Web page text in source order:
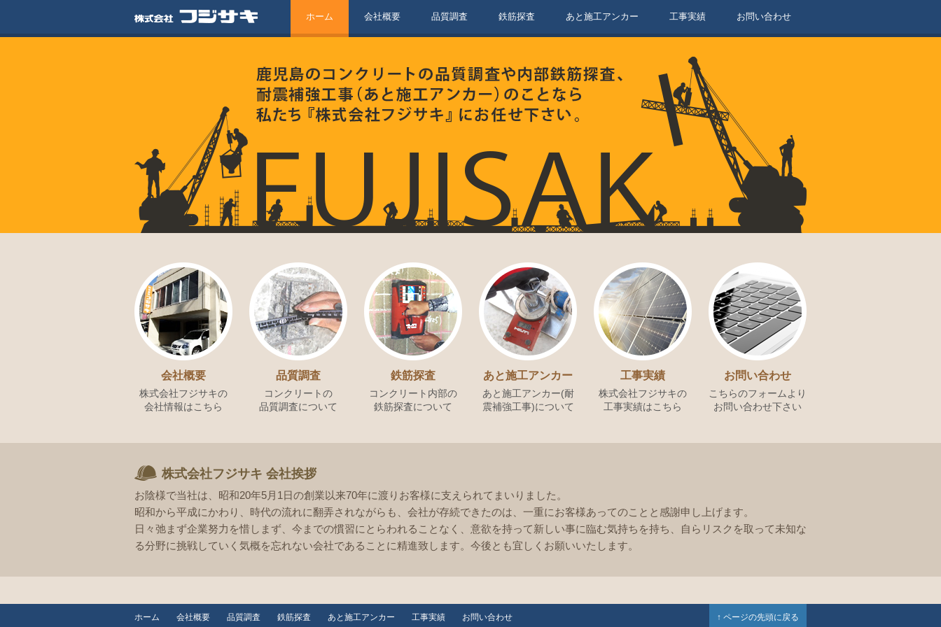
ホーム 会社概要 品質調査 鉄筋探査 あと施工アンカー 工事実績 お問い合わせ
会社概要
株式会社フジサキの
会社情報はこちら
品質調査
コンクリートの
品質調査について
鉄筋探査
コンクリート内部の
鉄筋探査について
あと施工アンカー
あと施工アンカー(耐
震補強工事)について
工事実績
株式会社フジサキの
工事実績はこちら
お問い合わせ
こちらのフォームより
お問い合わせ下さい
株式会社フジサキ 会社挨拶
お陰様で当社は、昭和20年5月1日の創業以来70年に渡りお客様に支えられてまいりました。
昭和から平成にかわり、時代の流れに翻弄されながらも、会社が存続できたのは、一重にお客様あってのことと感謝申し上げます。
日々弛まず企業努力を惜しまず、今までの慣習にとらわれることなく、意欲を持って新しい事に臨む気持ちを持ち、自らリスクを取って未知な
る分野に挑戦していく気概を忘れない会社であることに精進致します。今後とも宜しくお願いいたします。
ホーム 会社概要 品質調査 鉄筋探査 あと施工アンカー 工事実績 お問い合わせ ↑ ページの先頭に戻る